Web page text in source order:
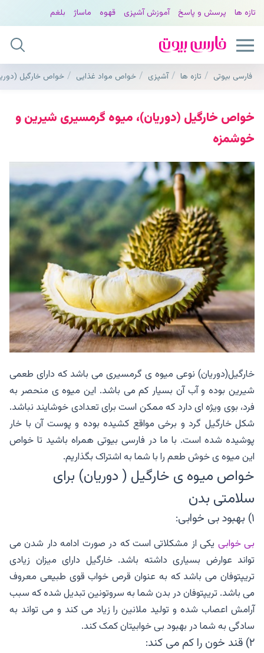
تازه ها پرسش و پاسخ آموزش آشپزی قهوه ماساژ بلغم
فارسی بیوتی تازه ها آشپزی خواص مواد غذایی خواص خارگیل
خواص خارگیل (دوریان)، میوه گرمسیری شیرین و
خوشمزه
خارگیل(دوریان) نوعی میوه ی گرمسیری می باشد که دارای طعمی
شیرین بوده و آب آن بسیار کم می باشد. این میوه ی منحصر به
فرد، بوی ویژه ای دارد که ممکن است برای تعدادی خوشایند نباشد.
شکل خارگیل گرد و برخی مواقع کشیده بوده و پوست آن با خار
پوشیده شده است. با ما در فارسی بیوتی همراه باشید تا خواص
این میوه ی خوش طعم را با شما به اشتراک بگذاریم.
خواص میوه ی خارگیل ( دوریان) برای
سلامتی بدن
۱) بهبود بی خوابی:
بی خوابی یکی از مشکلاتی است که در صورت ادامه دار شدن می
تواند عوارض بسیاری داشته باشد. خارگیل دارای میزان زیادی
تریپتوفان می باشد که به عنوان قرص خواب قوی طبیعی معروف
می باشد. تریپتوفان در بدن شما به سروتونین تبدیل شده که سبب
آرامش اعصاب شده و تولید ملانین را زیاد می کند و می تواند به
سادگی به شما در بهبود بی خوابیتان کمک کند.
۲) قند خون را کم می کند: